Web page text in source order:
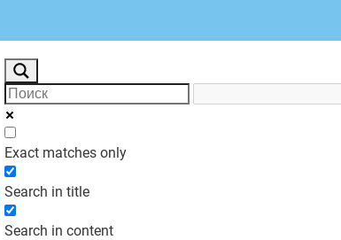
Exact matches only
Search in title
Search in content